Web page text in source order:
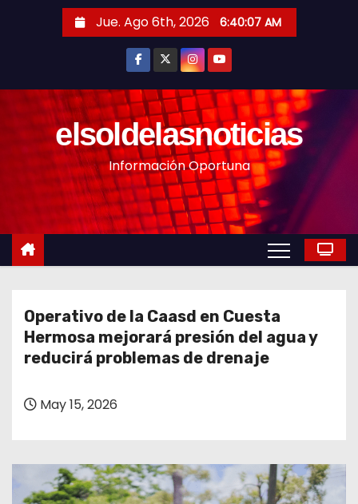
n
Jue. Ago 6th, 2026 6:40:09 AM
elsoldelasnoticias
Información Oportuna
Operativo de la Caasd en Cuesta
Hermosa mejorará presión del agua y
reducirá problemas de drenaje
May 15, 2026